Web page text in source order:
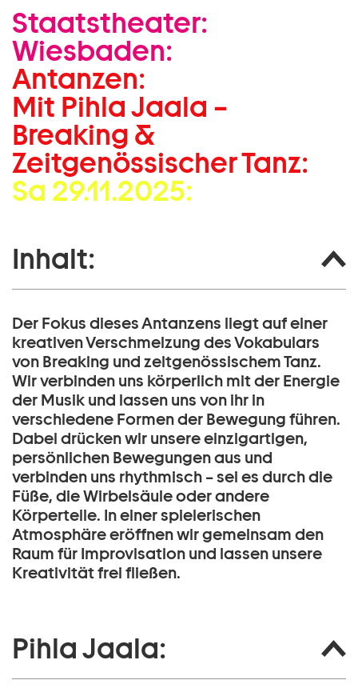
Zum Hauptinhalt springen
Zum Footer springen
Staatstheater:
Wiesbaden:
Antanzen:
Mit Pihla Jaala –
Breaking &
Zeitgenössischer Tanz:
Sa 29.11.2025:
Inhalt:
Der Fokus dieses Antanzens liegt auf einer
kreativen Verschmelzung des Vokabulars
von Breaking und zeitgenössischem Tanz.
Wir verbinden uns körperlich mit der Energie
der Musik und lassen uns von ihr in
verschiedene Formen der Bewegung führen.
Dabei drücken wir unsere einzigartigen,
persönlichen Bewegungen aus und
verbinden uns rhythmisch – sei es durch die
Füße, die Wirbelsäule oder andere
Körperteile. In einer spielerischen
Atmosphäre eröffnen wir gemeinsam den
Raum für Improvisation und lassen unsere
Kreativität frei fließen.
Pihla Jaala: